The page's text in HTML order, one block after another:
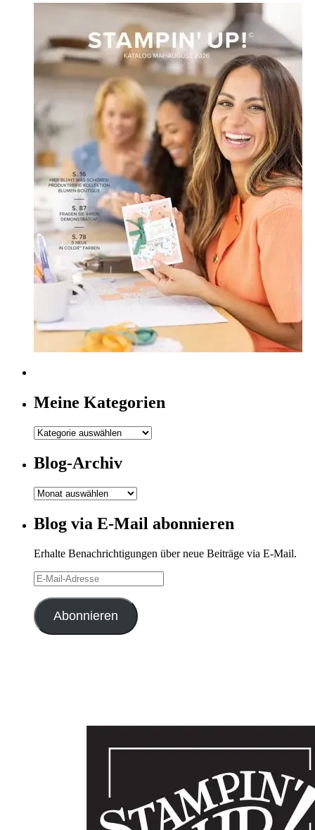
Meine Kategorien
Meine
Blog-Archiv
Blog-
Blog via E-Mail abonnieren
Erhalte Benachrichtigungen über neue Beiträge via E-Mail.
E-
Mail-
Adresse
Abonnieren